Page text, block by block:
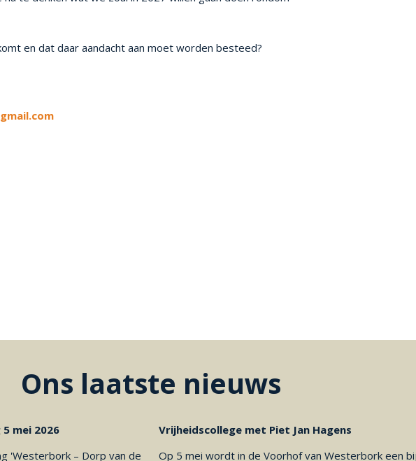
en dat daar aandacht aan moet worden besteed?
Ons laatste nieuws
mei 2026
'Westerbork – Dorp van de
Vrijheidscollege met Piet Jan Hagens
Op 5 mei wordt in de Voorhof van Westerbork een